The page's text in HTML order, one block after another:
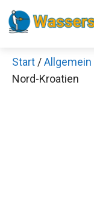
Zum
Inhalt
Start /Allgemein
Nord-Kroatien